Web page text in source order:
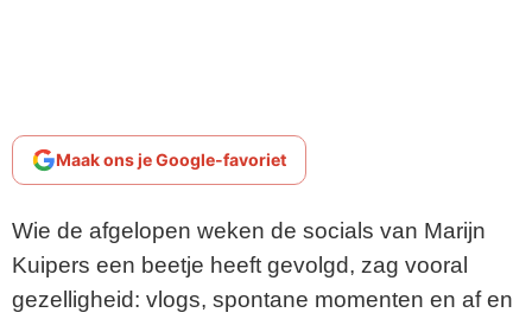
Maak ons je Google-favoriet
Wie de afgelopen weken de socials van Marijn
Kuipers een beetje heeft gevolgd, zag vooral
gezelligheid: vlogs, spontane momenten en af en